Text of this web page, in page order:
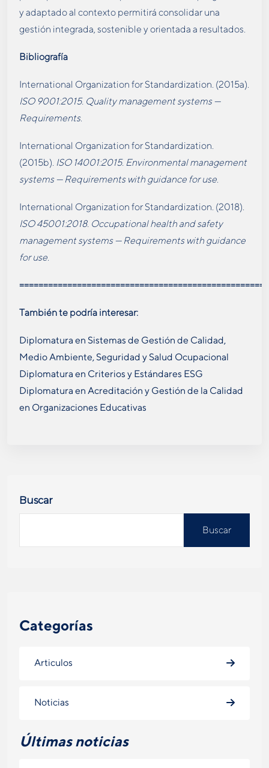
y adaptado al contexto permitirá consolidar una
gestión integrada, sostenible y orientada a resultados.
Bibliografía
International Organization for Standardization. (2015a).
ISO 9001:2015. Quality management systems —
Requirements.
International Organization for Standardization.
(2015b). ISO 14001:2015. Environmental management
systems — Requirements with guidance for use.
International Organization for Standardization. (2018).
ISO 45001:2018. Occupational health and safety
management systems — Requirements with guidance
for use.
También te podría interesar:
Diplomatura en Sistemas de Gestión de Calidad,
Medio Ambiente, Seguridad y Salud Ocupacional
Diplomatura en Criterios y Estándares ESG
Diplomatura en Acreditación y Gestión de la Calidad
en Organizaciones Educativas
Buscar
Buscar
Categorías
Articulos
Noticias
Últimas noticias